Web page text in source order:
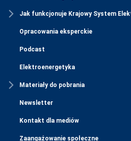
Jak funkcjonuje Krajowy System
Opracowania eksperckie
Podcast
Elektroenergetyka
Materiały do pobrania
Newsletter
Kontakt dla mediów
Zaangażowanie społeczne